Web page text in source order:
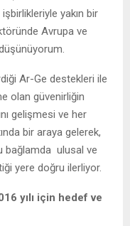
yakın bir
Avrupa ve
Ar-Ge destekleri ile
olan güvenirliğin
gelişmesi ve her
bir araya gelerek,
bağlamda ulusal ve
yere doğru ilerliyor.
yılı için hedef ve